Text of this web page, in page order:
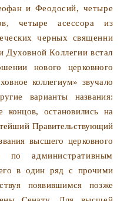
и Фео­досий, четыре
четыре асессора из
черных священни­
Духовной Коллегии встал
нового церковного
коллегиум» звучало
варианты названия:
концов, остановились на
Правительствующий
высшего церковного
по административным
в один ряд с прочими
появившимся позже